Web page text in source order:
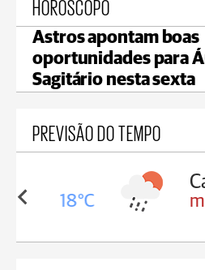
HORÓSCOPO
Astros apontam boas
oportunidades para
Sagitário nesta sexta
PREVISÃO DO TEMPO
18°C max